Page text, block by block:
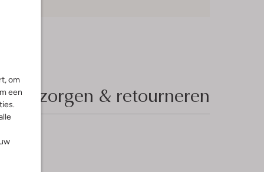
om
eenBezorgen & retourneren